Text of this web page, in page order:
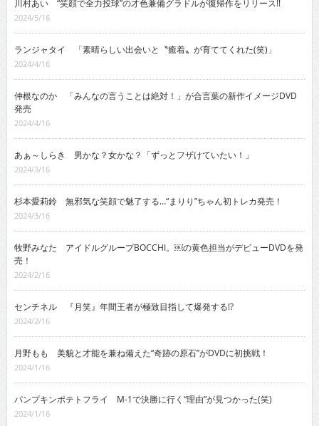
川村あい “笑顔で全力投球”の才色兼備グラドルが復帰作をリリース!!
2024/5/16
ランジャタイ 「素晴らしい出会いと〝癒着〟が育ててくれた(笑)」
2024/4/16
仲根なのか 「みんなの言うことは絶対！」が合言葉の新作イメージDVD
発売
2024/4/16
あぁ～しらき 男かな？女かな？「ずっとフザけていたい！」
2024/3/16
杉本愛莉鈴 無邪気な笑顔で魅了する…“まりり”ちゃん初トレカ発売！
2024/3/16
牧野みなた アイドルグループBOCCHI。￼の黄色担当がデビューDVDを発
売！
2024/2/16
センチネル 『月笑』年間王者が極致目指して爆発する!?
2024/2/16
月野もも 美貌と才能を兼ね備えた“奇跡の原石”がDVDに初挑戦！
2024/1/16
パンプキンポテトフライ M-1で決勝に行く“理由”が見つかった(笑)
2024/1/16